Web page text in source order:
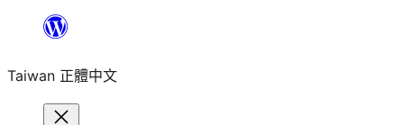
主
Taiwan 正體中文